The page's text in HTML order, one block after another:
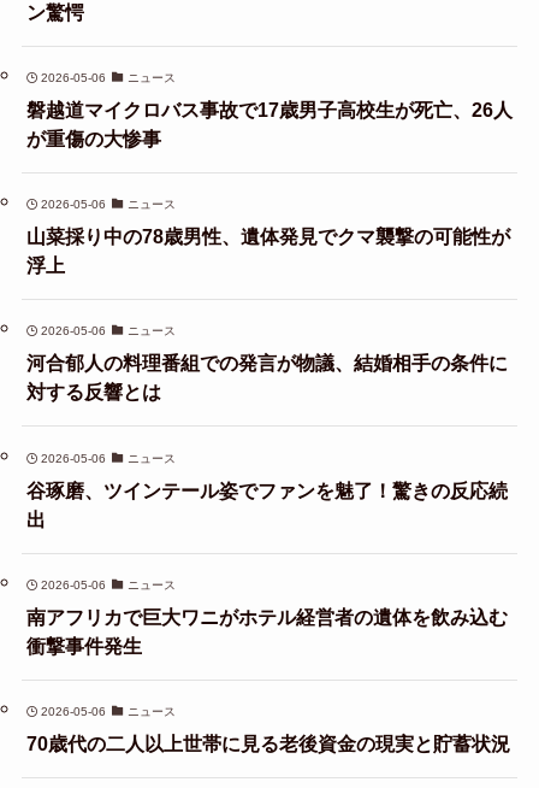
ン驚愕
2026-05-06 ニュース
磐越道マイクロバス事故で17歳男子高校生が死亡、26人
が重傷の大惨事
2026-05-06 ニュース
山菜採り中の78歳男性、遺体発見でクマ襲撃の可能性が
浮上
2026-05-06 ニュース
河合郁人の料理番組での発言が物議、結婚相手の条件に
対する反響とは
2026-05-06 ニュース
谷琢磨、ツインテール姿でファンを魅了！驚きの反応続
出
2026-05-06 ニュース
南アフリカで巨大ワニがホテル経営者の遺体を飲み込む
衝撃事件発生
2026-05-06 ニュース
70歳代の二人以上世帯に見る老後資金の現実と貯蓄状況